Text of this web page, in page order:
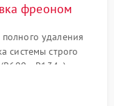
фреоном
удаления
системы строго
R134a) по
в системе.